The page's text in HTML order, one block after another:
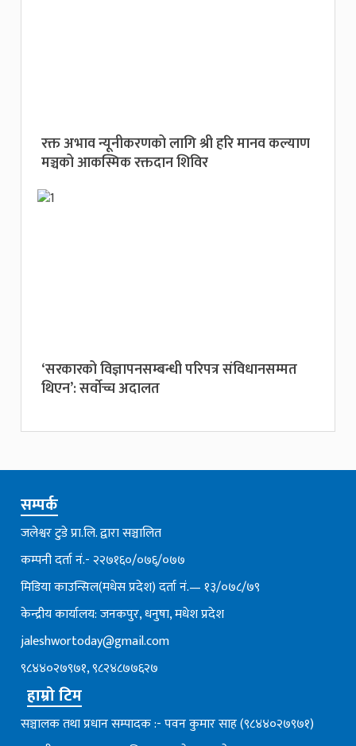
रक्त अभाव न्यूनीकरणको लागि श्री हरि मानव कल्याण
मञ्चको आकस्मिक रक्तदान शिविर
‘सरकारको विज्ञापनसम्बन्धी परिपत्र संविधानसम्मत
थिएन’: सर्वाेच्च अदालत
सम्पर्क
जलेश्वर टुडे प्रा.लि. द्वारा सञ्चालित
कम्पनी दर्ता नं.- २२७१६०/०७६्/०७७
मिडिया काउन्सिल(मधेस प्रदेश) दर्ता नं.— १३/०७८/७९
केन्द्रीय कार्यालय: जनकपुर, धनुषा, मधेश प्रदेश
jaleshwortoday@gmail.com
९८४४०२७९७१, ९८२४८७७६२७
हाम्रो टिम
सञ्चालक तथा प्रधान सम्पादक :- पवन कुमार साह (९८४४०२७९७१)